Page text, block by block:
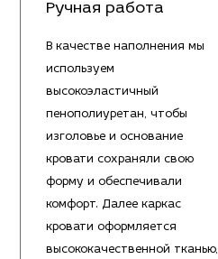
Ручная работа
В качестве наполнения мы
используем
высокоэластичный
пенополиуретан, чтобы
изголовье и основание
кровати сохраняли свою
форму и обеспечивали
комфорт. Далее каркас
кровати оформляется
высококачественной тканью,